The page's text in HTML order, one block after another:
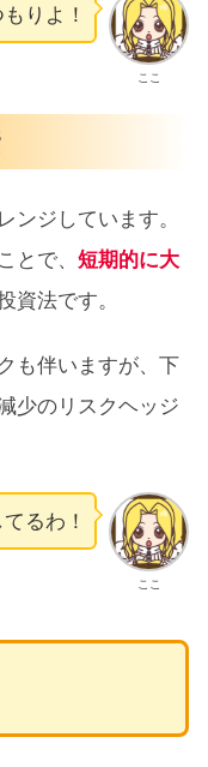
ここ
りよ！
ンジしています。
とで、 短期的に大
資法です。
も伴いますが、下
少のリスクヘッジ
ここ
るわ！